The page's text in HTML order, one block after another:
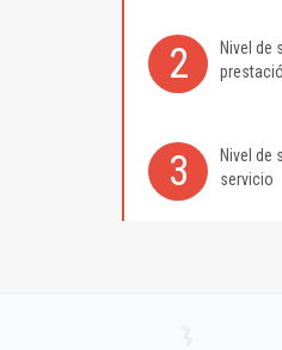
2 Nivel de
3 Nivel de
servicio